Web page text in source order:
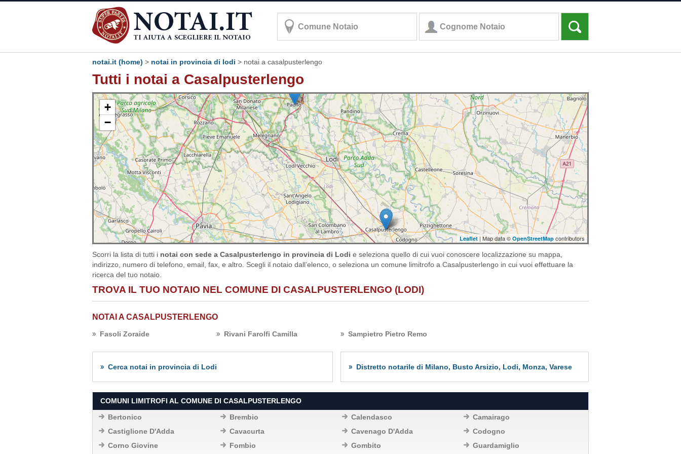
notai.it (home) > notai in provincia di lodi > notai a casalpusterlengo
Tutti i notai a Casalpusterlengo
+
−
Leaflet| Map data ©OpenStreetMap contributors
Scorri la lista di tutti i notai con sede a Casalpusterlengo in provincia di Lodi e seleziona quello di cui vuoi conoscere localizzazione su mappa,
indirizzo, numero di telefono, email, fax, e altro. Scegli il notaio dall’elenco, o seleziona un comune limitrofo a Casalpusterlengo in cui vuoi effettuare la
ricerca del tuo notaio.
TROVA IL TUO NOTAIO NEL COMUNE DI CASALPUSTERLENGO (LODI)
NOTAI A CASALPUSTERLENGO
Fasoli Zoraide Rivani Farolfi Camilla Sampietro Pietro Remo
Cerca notai in provincia di Lodi Distretto notarile di Milano, Busto Arsizio, Lodi, Monza, Varese
COMUNI LIMITROFI AL COMUNE DI CASALPUSTERLENGO
Bertonico
Brembio Calendasco
Camairago
Castiglione D'Adda
Cavacurta Cavenago D'Adda
Codogno
Corno Giovine
Fombio Gombito Guardamiglio